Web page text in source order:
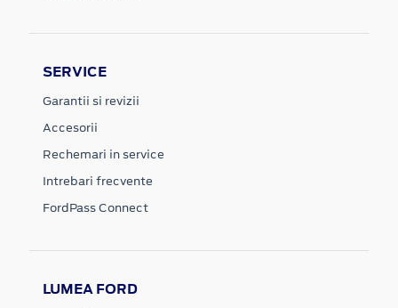
SERVICE
Garantii si revizii
Accesorii
Rechemari in service
Intrebari frecvente
FordPass Connect
LUMEA FORD